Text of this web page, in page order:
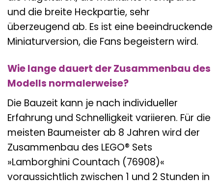
und die breite Heckpartie, sehr
überzeugend ab. Es ist eine beeindruckende
Miniaturversion, die Fans begeistern wird.
Wie lange dauert der Zusammenbau des
Modells normalerweise?
Die Bauzeit kann je nach individueller
Erfahrung und Schnelligkeit variieren. Für die
meisten Baumeister ab 8 Jahren wird der
Zusammenbau des LEGO® Sets
»Lamborghini Countach (76908)«
voraussichtlich zwischen 1 und 2 Stunden in